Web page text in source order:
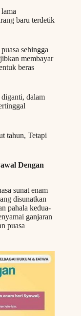
baru terdetik
sehingga
membayar
beras
dalam
tahun, Tetapi
Dengan
sunat enam
disunatkan
pahala kedua-
ganjaran
puasa